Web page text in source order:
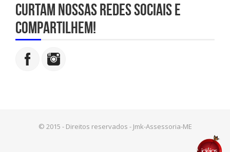
Curtam nossas redes sociais e
compartilhem!
© 2015 - Direitos reservados - Jmk-Assessoria-ME